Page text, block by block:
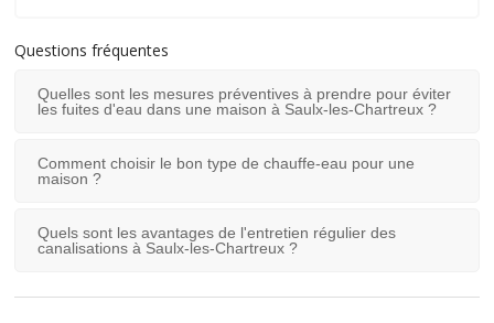
Questions fréquentes
Quelles sont les mesures préventives à prendre pour éviter
les fuites d'eau dans une maison à Saulx-les-Chartreux ?
Comment choisir le bon type de chauffe-eau pour une
maison ?
Quels sont les avantages de l'entretien régulier des
canalisations à Saulx-les-Chartreux ?